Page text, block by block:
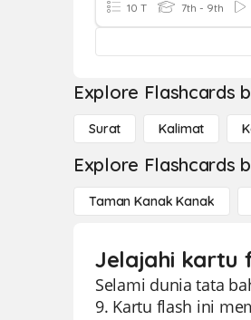
10 T 7th - 9th
Explore Flashcards
Surat Kalimat
Explore Flashcards
Taman Kanak Kanak
Jelajahi kartu
Selami dunia tata
9. Kartu flash ini